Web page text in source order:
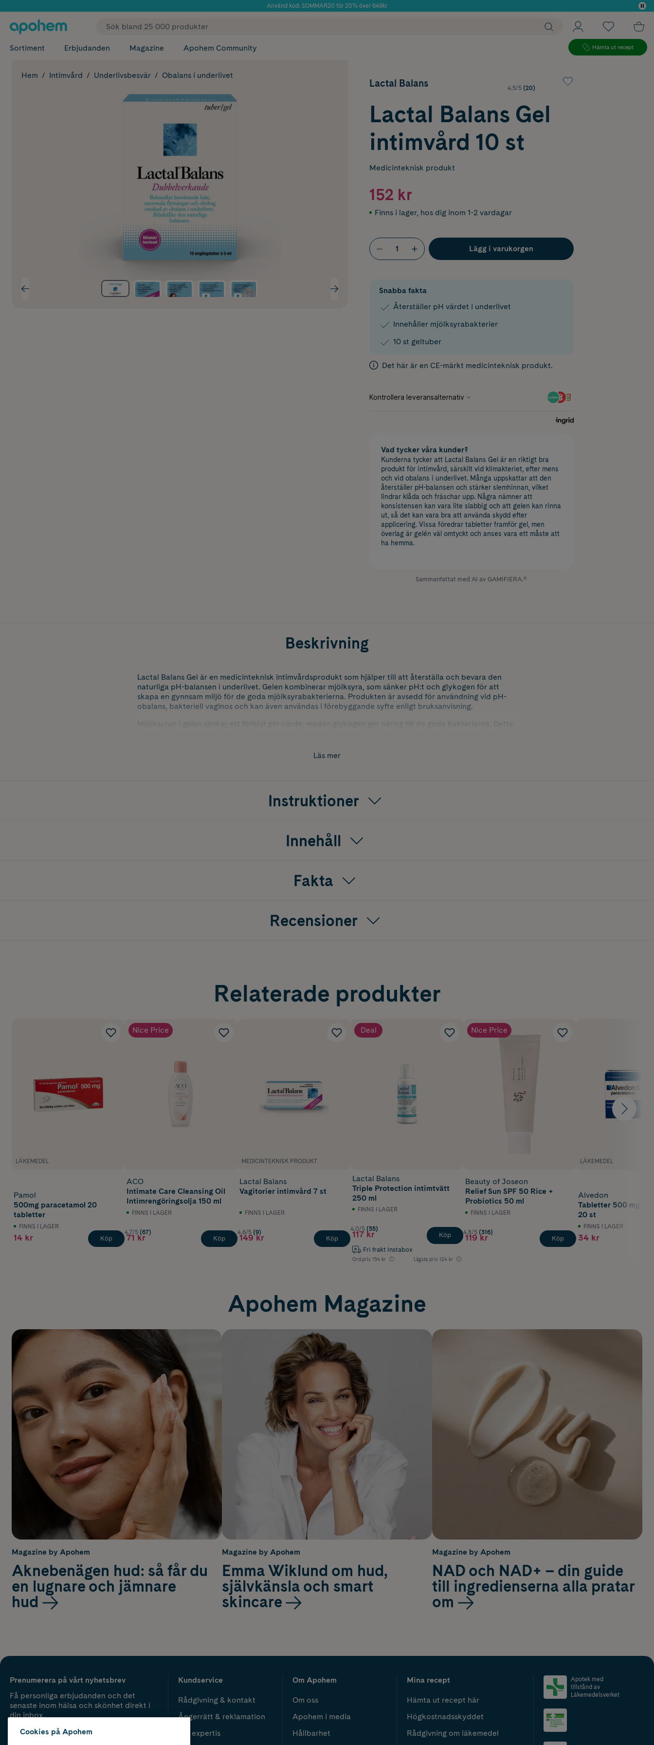
Använd kod: SOMMAR20 för 20% över 649kr
✓ Fri frakt
Sortiment Erbjudanden Magazine Apohem Community Hämta ut recept
Hem Intimvård Underlivsbesvär Obalans i underlivet
Lactal Balans 4.5/5 (20)
Lactal Balans Gel
intimvård 10 st
Medicinteknisk produkt
152 kr
Finns i lager, hos dig inom 1-2 vardagar
Lägg i varukorgen
Snabba fakta
Återställer pH värdet i underlivet
Innehåller mjölksyrabakterier
10 st geltuber
Det här är en CE-märkt medicinteknisk produkt.
Vad tycker våra kunder?
Kunderna tycker att Lactal Balans Gel är en riktigt bra
produkt för intimvård, särskilt vid klimakteriet, efter mens
och vid obalans i underlivet. Många uppskattar att den
återställer pH-balansen och stärker slemhinnan, vilket
lindrar klåda och fräschar upp. Några nämner att
konsistensen kan vara lite slabbig och att gelen kan rinna
ut, så det kan vara bra att använda skydd efter
applicering. Vissa föredrar tabletter framför gel, men
överlag är gelén väl omtyckt och anses vara ett måste att
ha hemma.
Sammanfattat med AI av GAMIFIERA.®
Beskrivning
Lactal Balans Gel är en medicinteknisk intimvårdsprodukt som hjälper till att återställa och bevara den
naturliga pH-balansen i underlivet. Gelen kombinerar mjölksyra, som sänker pH:t och glykogen för att
skapa en gynnsam miljö för de goda mjölksyrabakterierna. Produkten är avsedd för användning vid pH-
obalans, bakteriell vaginos och kan även användas i förebyggande syfte enligt bruksanvisning.
Mjölksyran i gelen sänker ett förhöjt pH-värde, medan glykogen ger näring till de goda bakterierna. Detta
Läs mer
Instruktioner
Innehåll
Fakta
Recensioner
Relaterade produkter
LÄKEMEDEL
Pamol
500mg paracetamol 20
tabletter
FINNS I LAGER
14 kr Köp
Nice Price
ACO
Intimate Care Cleansing Oil
Intimrengöringsolja 150 ml
FINNS I LAGER
4.7/5 (67)
71 kr Köp
MEDICINTEKNISK PRODUKT
Lactal Balans
Vagitorier intimvård 7 st
FINNS I LAGER
4.6/5 (9)
149 kr Köp
Deal
Lactal Balans
Triple Protection intimtvätt
250 ml
FINNS I LAGER
4.0/5 (55)
117 kr
Fri frakt Instabox
Ord.pris 154 kr Lägsta pris 124 kr
Köp
Nice Price
Beauty of Joseon
Relief Sun SPF 50 Rice +
Probiotics 50 ml
FINNS I LAGER
4.8/5 (316)
119 kr Köp
LÄKEMEDEL
Alvedon
Tabletter 500 mg
20 st
FINNS I LAGER
34 kr
Apohem Magazine
Magazine by Apohem
Aknebenägen hud: så får du
en lugnare och jämnare
hud
Magazine by Apohem
Emma Wiklund om hud,
självkänsla och smart
skincare
Magazine by Apohem
NAD och NAD+ – din guide
till ingredienserna alla pratar
om
Prenumerera på vårt nyhetsbrev
Få personliga erbjudanden och det
senaste inom hälsa och skönhet direkt i
din inbox.
Kundservice
Rådgivning & kontakt
Ångerrätt & reklamation
Vår expertis
Om Apohem
Om oss
Apohem i media
Hållbarhet
Mina recept
Hämta ut recept här
Högkostnadsskyddet
Rådgivning om läkemedel
Apotek med
tillstånd av
Läkemedelsverket
Cookies på Apohem